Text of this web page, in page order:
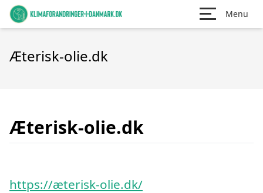
Menu
Æterisk-olie.dk
Æterisk-olie.dk
https://æterisk-olie.dk/